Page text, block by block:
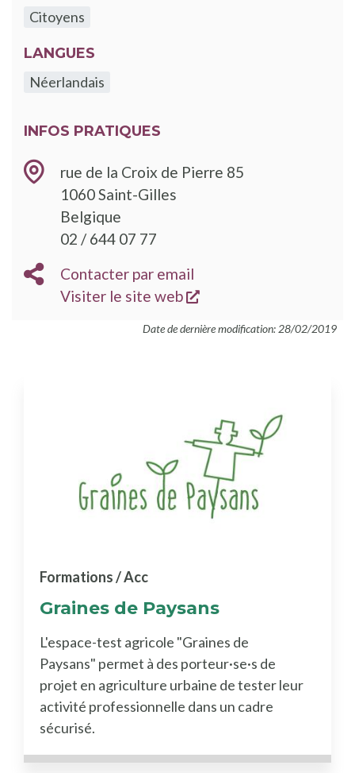
Citoyens
LANGUES
Néerlandais
INFOS PRATIQUES
rue de la Croix de Pierre 85
1060Saint-Gilles
Belgique
TÉLÉPHONE
02 / 644 07 77
EMAIL
Contacter par email
SITE
Visiter le site web s'ouvre dans une
Date de dernière modification: 28/02/2019
Graines de Paysans
Formations / Acc
L'espace-test agricole "Graines de
Paysans" permet à des porteur·se·s de
projet en agriculture urbaine de tester leur
activité professionnelle dans un cadre
sécurisé.